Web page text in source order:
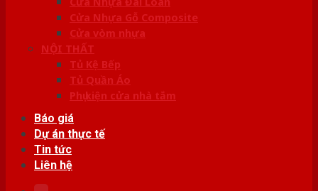
Cửa Nhựa Gỗ Composite
Cửa vòm nhựa
NỘI THẤT
Tủ Kệ Bếp
Tủ Quần Áo
Phụ kiện cửa nhà tắm
Báo giá
Dự án thực tế
Tin tức
Liên hệ